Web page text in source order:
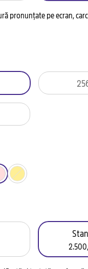
pronunțate pe ecran,